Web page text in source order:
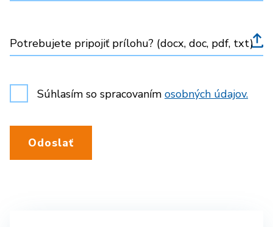
Potrebujete pripojiť prílohu? (docx, doc, pdf, txt)
Súhlasím so spracovaním osobných údajov.
Odoslať